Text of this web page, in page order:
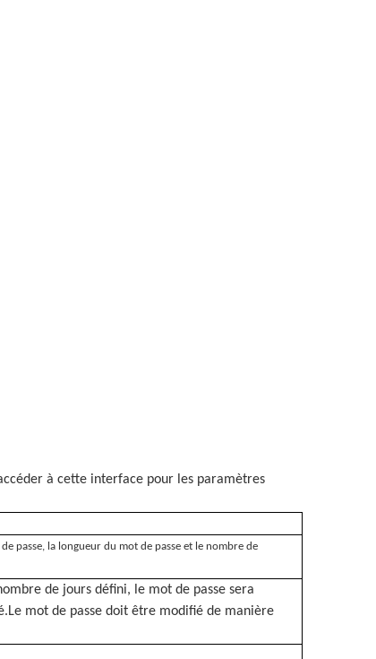
à cette interface pour les paramètres
passe, la longueur du mot de passe et le nombre de
de jours défini, le mot de passe sera
mot de passe doit être modifié de manière